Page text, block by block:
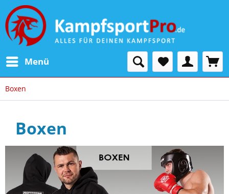
Menü
Boxen
Boxen